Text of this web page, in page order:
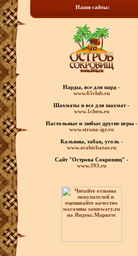
Наши сайты:
Нарды, все для нард -
www.65club.ru
Шахматы и все для шахмат -
www.1chess.ru
Настольные и любые другие игры -
www.strana-igr.ru
Кальяны, табак, уголь -
www.arabicbazar.ru
Сайт "Острова Сокровищ" -
www.393.ru